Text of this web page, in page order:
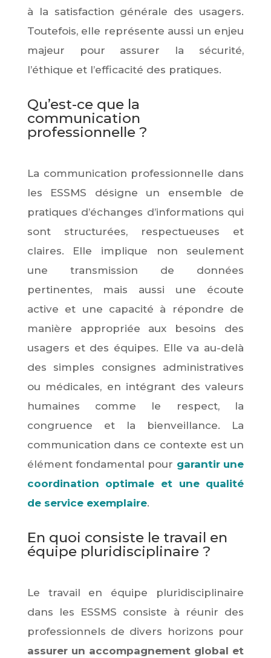
à la satisfaction générale des usagers.
Toutefois, elle représente aussi un enjeu
majeur pour assurer la sécurité,
l’éthique et l’efficacité des pratiques.
Qu’est-ce que la
communication
professionnelle ?
La communication professionnelle dans
les ESSMS désigne un ensemble de
pratiques d’échanges d’informations qui
sont structurées, respectueuses et
claires. Elle implique non seulement
une transmission de données
pertinentes, mais aussi une écoute
active et une capacité à répondre de
manière appropriée aux besoins des
usagers et des équipes. Elle va au-delà
des simples consignes administratives
ou médicales, en intégrant des valeurs
humaines comme le respect, la
congruence et la bienveillance. La
communication dans ce contexte est un
élément fondamental pour garantir une
coordination optimale et une qualité
de service exemplaire.
En quoi consiste le travail en
équipe pluridisciplinaire ?
Le travail en équipe pluridisciplinaire
dans les ESSMS consiste à réunir des
professionnels de divers horizons pour
assurer un accompagnement global et